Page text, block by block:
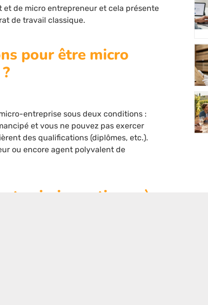
et de micro entrepreneur et cela présente
de travail classique.
pour être micro
entreprise sous deux conditions :
et vous ne pouvez pas exercer
des qualifications (diplômes, etc.).
ou encore agent polyvalent de
vais-je continuer à